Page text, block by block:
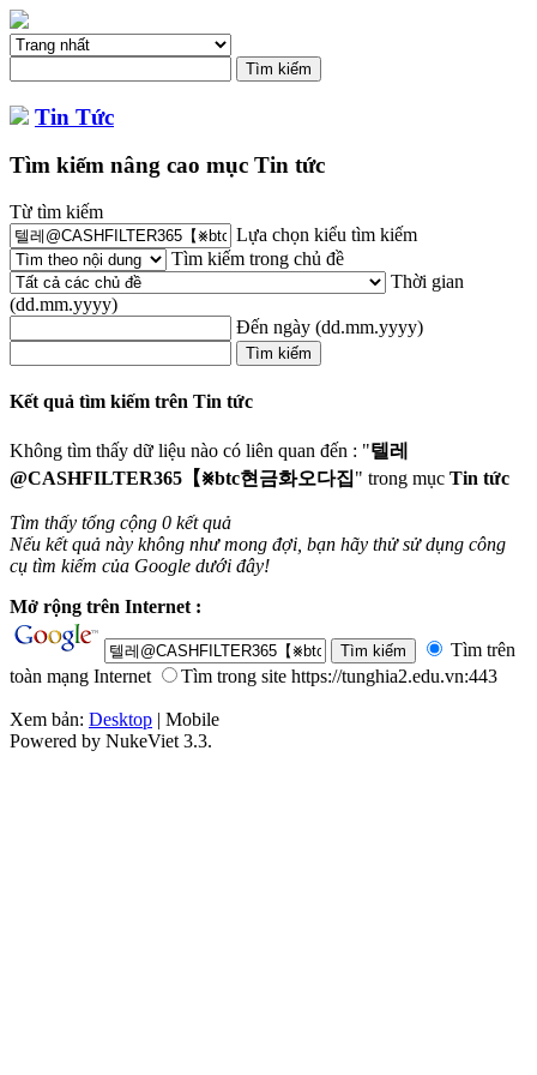
Tin Tức
Tìm kiếm nâng cao mục Tin tức
Từ tìm kiếm
Lựa chọn kiểu tìm kiếm
Tìm kiếm trong chủ đề
Thời gian
(dd.mm.yyyy)
Đến ngày (dd.mm.yyyy)
Kết quả tìm kiếm trên Tin tức
Không tìm thấy dữ liệu nào có liên quan đến : "텔레
@CASHFILTER365【⨳btc현금화오다집" trong mục Tin tức
Tìm thấy tổng cộng 0 kết quả
Nếu kết quả này không như mong đợi, bạn hãy thử sử dụng công
cụ tìm kiếm của Google dưới đây!
Mở rộng trên Internet :
Tìm trên
toàn mạng Internet
Tìm trong site https://tunghia2.edu.vn:443
Xem bản: Desktop | Mobile
Powered by NukeViet 3.3.